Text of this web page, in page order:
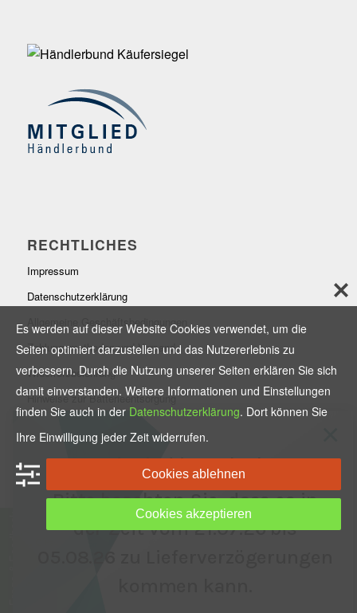
RECHTLICHES
Impressum
Datenschutzerklärung
Allgemeine Geschäftsbedingungen
Zahlungsmethoden und Versand
Widerrufsbelehrung
Hinweise zur Batterieentsorgung
Es werden auf dieser Website Cookies verwendet, um die
Seiten optimiert darzustellen und das Nutzererlebnis zu
verbessern. Durch die Nutzung unserer Seiten erklären Sie sich
damit einverstanden. Weitere Informationen und Einstellungen
finden Sie auch in der Datenschutzerklärung. Dort können Sie
Ihre Einwilligung jeder Zeit widerrufen.
Cookies ablehnen
Cookies akzeptieren
Wir sind im Urlaub.
Bitte beachten Sie, dass es in
der Zeit vom 21.07.26 bis